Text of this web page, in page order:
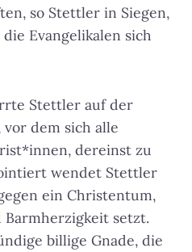
so Stettler in Siegen,
Evangelikalen sich
Stettler auf der
dem sich alle
dereinst zu
wendet Stettler
ein Christentum,
Barmherzigkeit setzt.
billige Gnade, die